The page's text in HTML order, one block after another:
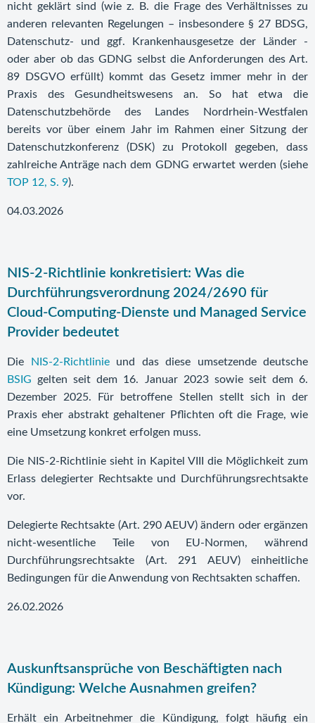
nicht geklärt sind (wie z. B. die Frage des Verhältnisses zu
anderen relevanten Regelungen – insbesondere § 27 BDSG,
Datenschutz- und ggf. Krankenhausgesetze der Länder -
oder aber ob das GDNG selbst die Anforderungen des Art.
89 DSGVO erfüllt) kommt das Gesetz immer mehr in der
Praxis des Gesundheitswesens an. So hat etwa die
Datenschutzbehörde des Landes Nordrhein-Westfalen
bereits vor über einem Jahr im Rahmen einer Sitzung der
Datenschutzkonferenz (DSK) zu Protokoll gegeben, dass
zahlreiche Anträge nach dem GDNG erwartet werden (siehe
TOP 12, S. 9).
04.03.2026
NIS-2-Richtlinie konkretisiert: Was die
Durchführungsverordnung 2024/2690 für
Cloud-Computing-Dienste und Managed Service
Provider bedeutet
Die NIS-2-Richtlinieund das diese umsetzende deutsche
BSIG gelten seit dem 16. Januar 2023 sowie seit dem 6.
Dezember 2025. Für betroffene Stellen stellt sich in der
Praxis eher abstrakt gehaltener Pflichten oft die Frage, wie
eine Umsetzung konkret erfolgen muss.
Die NIS-2-Richtlinie sieht in Kapitel VIII die Möglichkeit zum
Erlass delegierter Rechtsakte und Durchführungsrechtsakte
vor.
Delegierte Rechtsakte (Art. 290 AEUV) ändern oder ergänzen
nicht-wesentliche Teile von EU-Normen, während
Durchführungsrechtsakte (Art. 291 AEUV) einheitliche
Bedingungen für die Anwendung von Rechtsakten schaffen.
26.02.2026
Auskunftsansprüche von Beschäftigten nach
Kündigung: Welche Ausnahmen greifen?
Erhält ein Arbeitnehmer die Kündigung, folgt häufig ein